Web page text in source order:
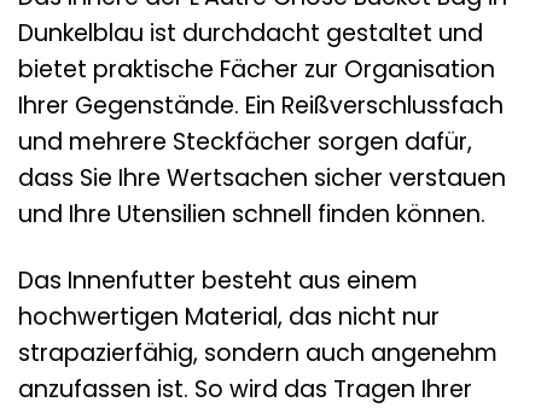
Dunkelblau ist durchdacht gestaltet und
bietet praktische Fächer zur Organisation
Ihrer Gegenstände. Ein Reißverschlussfach
und mehrere Steckfächer sorgen dafür,
dass Sie Ihre Wertsachen sicher verstauen
und Ihre Utensilien schnell finden können.
Das Innenfutter besteht aus einem
hochwertigen Material, das nicht nur
strapazierfähig, sondern auch angenehm
anzufassen ist. So wird das Tragen Ihrer